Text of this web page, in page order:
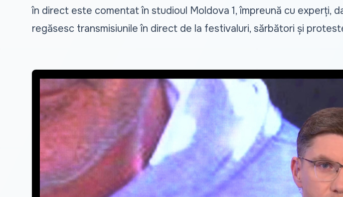
în direct este comentat în studioul Moldova 1, împreună cu experți,
regăsesc transmisiunile în direct de la festivaluri, sărbători și